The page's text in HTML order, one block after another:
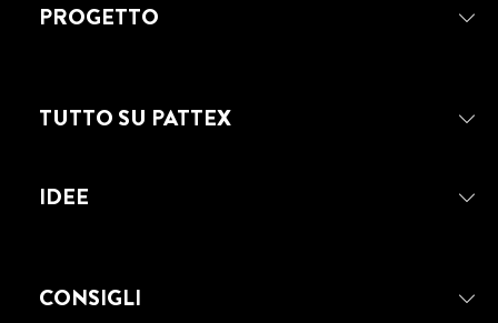
PATTEX PRO 300
PROGETTO
TUTTO SU PATTEX
IDEE
CONSIGLI